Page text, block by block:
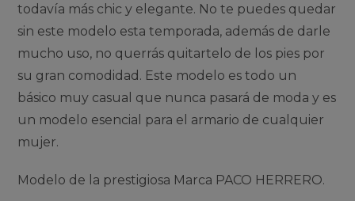
todavía más chic y elegante. No te puedes quedar
sin este modelo esta temporada, además de darle
mucho uso, no querrás quitartelo de los pies por
su gran comodidad. Este modelo es todo un
básico muy casual que nunca pasará de moda y es
un modelo esencial para el armario de cualquier
mujer.
Modelo de la prestigiosa Marca PACO HERRERO.